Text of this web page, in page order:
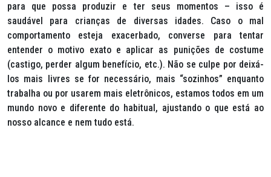
para que possa produzir e ter seus momentos – isso é
saudável para crianças de diversas idades. Caso o mal
comportamento esteja exacerbado, converse para tentar
entender o motivo exato e aplicar as punições de costume
(castigo, perder algum benefício, etc.). Não se culpe por deixá-
los mais livres se for necessário, mais “sozinhos” enquanto
trabalha ou por usarem mais eletrônicos, estamos todos em um
mundo novo e diferente do habitual, ajustando o que está ao
nosso alcance e nem tudo está.